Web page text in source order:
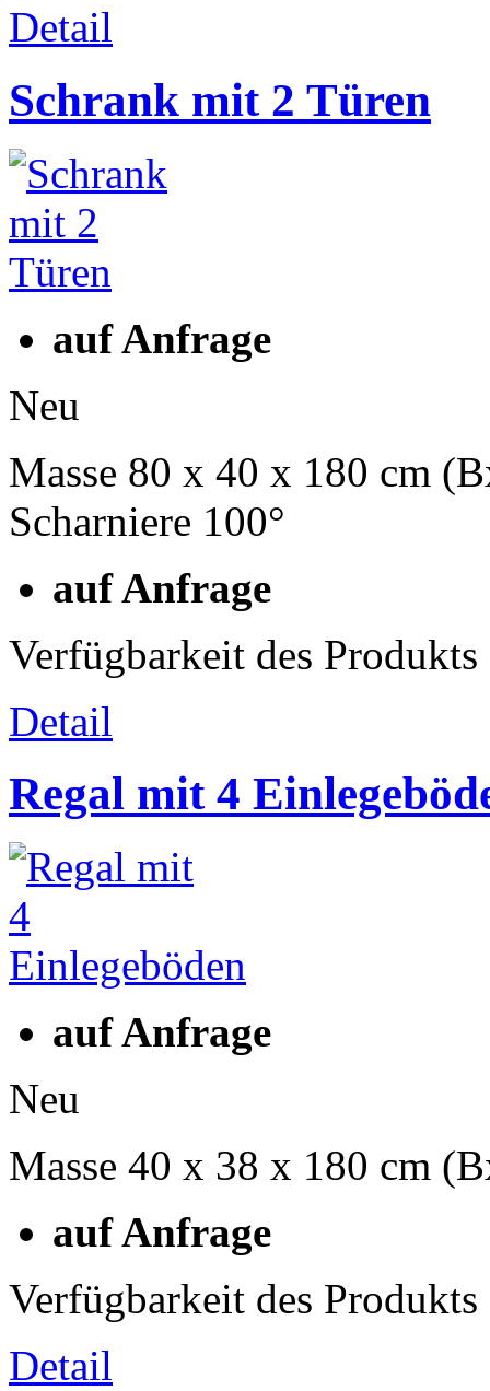
Detail
Schrank mit 2 Türen
auf Anfrage
Neu
Masse 80 x 40 x 180 cm
Scharniere 100°
auf Anfrage
Verfügbarkeit des Produkts
Detail
Regal mit 4
auf Anfrage
Neu
Masse 40 x 38 x 180 cm
auf Anfrage
Verfügbarkeit des Produkts
Detail